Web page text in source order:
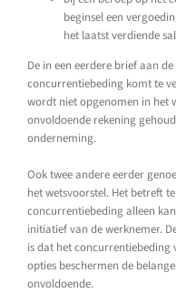
beginsel een
het laatst verdiende
De in een eerdere brief aan
concurrentiebeding komt te
wordt niet opgenomen in het
onvoldoende rekening
onderneming.
Ook twee andere eerder
het wetsvoorstel. Het betreft
concurrentiebeding alleen
initiatief van de werknemer.
is dat het
opties beschermen de
onvoldoende.